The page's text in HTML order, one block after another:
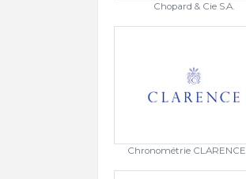
Chopard & Cie S.A.
Chronométrie CLARENCE